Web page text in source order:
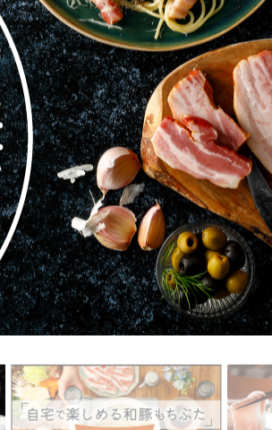
バラ ヒレ こ
・
セージ アイスバイン 惣菜・
品の
フト